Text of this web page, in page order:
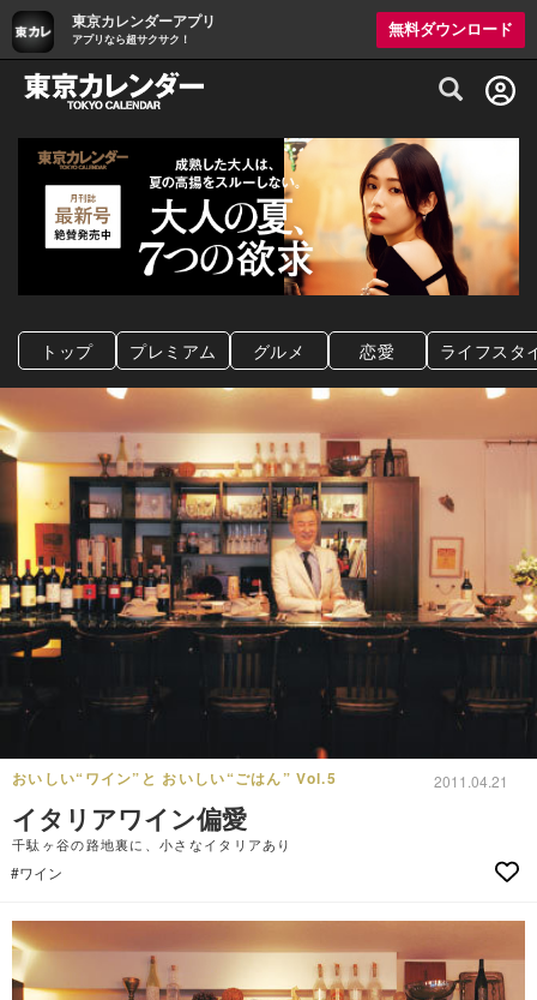
東京カレンダーアプリ
アプリなら超サクサク！
無料ダウンロード
グルメ情報・プレミアムレストラン予約
トップ プレミアム グルメ 恋愛 ライフスタ
おいしい“ワイン”と おいしい“ごはん” Vol.5 2011.04.21
イタリアワイン偏愛
千駄ヶ谷の路地裏に、小さなイタリアあり
#ワイン